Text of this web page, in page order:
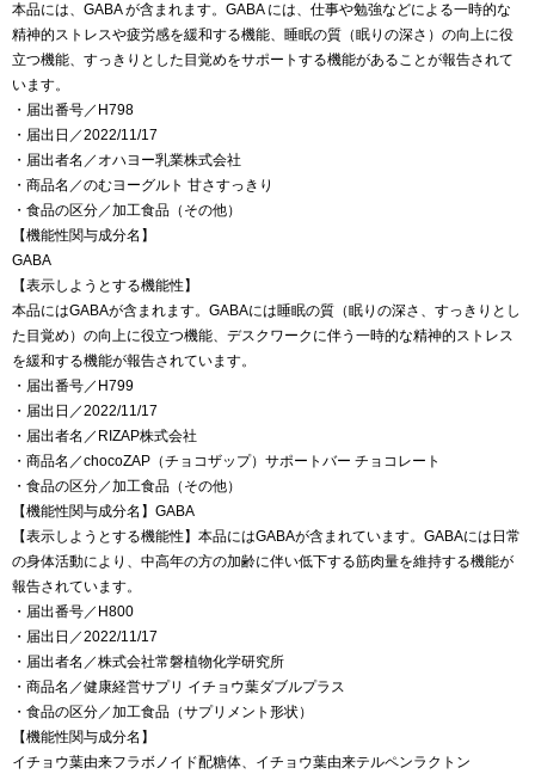
本品には、GABA が含まれます。GABA には、仕事や勉強などによる一時的な
精神的ストレスや疲労感を緩和する機能、睡眠の質（眠りの深さ）の向上に役
立つ機能、すっきりとした目覚めをサポートする機能があることが報告されて
います。
・届出番号／H798
・届出日／2022/11/17
・届出者名／オハヨー乳業株式会社
・商品名／のむヨーグルト 甘さすっきり
・食品の区分／加工食品（その他）
【機能性関与成分名】
GABA
【表示しようとする機能性】
本品にはGABAが含まれます。GABAには睡眠の質（眠りの深さ、すっきりとし
た目覚め）の向上に役立つ機能、デスクワークに伴う一時的な精神的ストレス
を緩和する機能が報告されています。
・届出番号／H799
・届出日／2022/11/17
・届出者名／RIZAP株式会社
・商品名／chocoZAP（チョコザップ）サポートバー チョコレート
・食品の区分／加工食品（その他）
【機能性関与成分名】GABA
【表示しようとする機能性】本品にはGABAが含まれています。GABAには日常
の身体活動により、中高年の方の加齢に伴い低下する筋肉量を維持する機能が
報告されています。
・届出番号／H800
・届出日／2022/11/17
・届出者名／株式会社常磐植物化学研究所
・商品名／健康経営サプリ イチョウ葉ダブルプラス
・食品の区分／加工食品（サプリメント形状）
【機能性関与成分名】
イチョウ葉由来フラボノイド配糖体、イチョウ葉由来テルペンラクトン